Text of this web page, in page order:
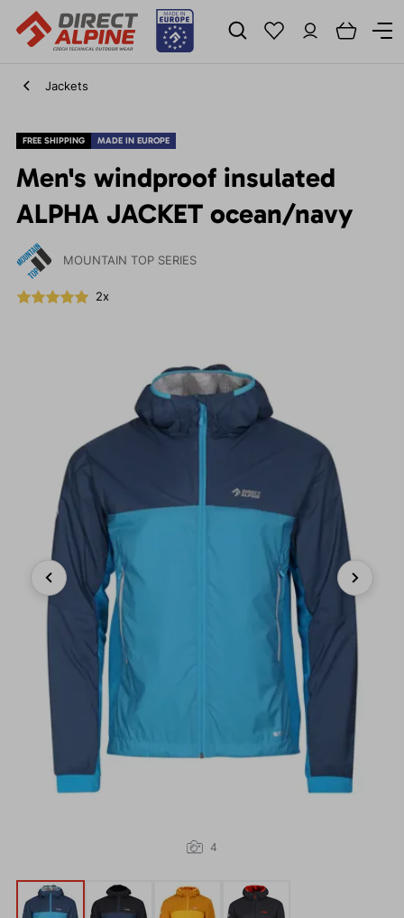
Jackets
FREE SHIPPING MADE IN EUROPE
Men's windproof insulated
ALPHA JACKET ocean/navy
MOUNTAIN TOP SERIES
2x
Previous Next
4